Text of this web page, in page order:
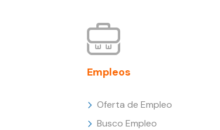
Empleos
Oferta de Empleo
Busco Empleo